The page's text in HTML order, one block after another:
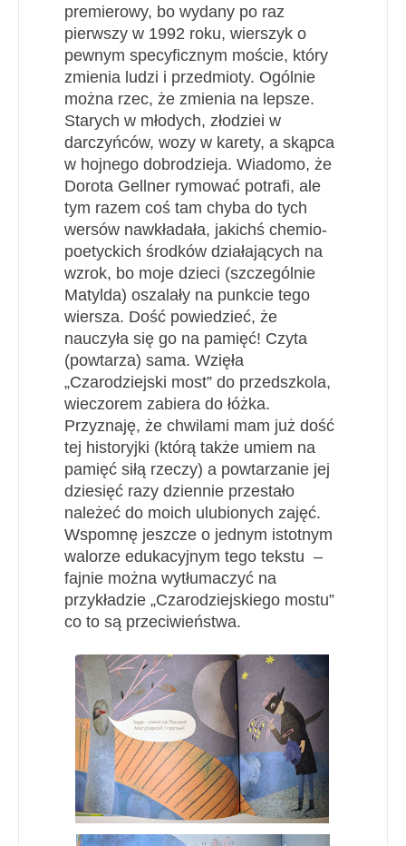
premierowy, bo wydany po raz
pierwszy w 1992 roku, wierszyk o
pewnym specyficznym moście, który
zmienia ludzi i przedmioty. Ogólnie
można rzec, że zmienia na lepsze.
Starych w młodych, złodziei w
darczyńców, wozy w karety, a skąpca
w hojnego dobrodzieja. Wiadomo, że
Dorota Gellner rymować potrafi, ale
tym razem coś tam chyba do tych
wersów nawkładała, jakichś chemio-
poetyckich środków działających na
wzrok, bo moje dzieci (szczególnie
Matylda) oszalały na punkcie tego
wiersza. Dość powiedzieć, że
nauczyła się go na pamięć! Czyta
(powtarza) sama. Wzięła
„Czarodziejski most” do przedszkola,
wieczorem zabiera do łóżka.
Przyznaję, że chwilami mam już dość
tej historyjki (którą także umiem na
pamięć siłą rzeczy) a powtarzanie jej
dziesięć razy dziennie przestało
należeć do moich ulubionych zajęć.
Wspomnę jeszcze o jednym istotnym
walorze edukacyjnym tego tekstu –
fajnie można wytłumaczyć na
przykładzie „Czarodziejskiego mostu”
co to są przeciwieństwa.